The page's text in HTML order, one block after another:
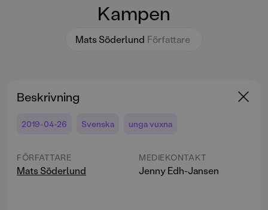
Kampen
Mats Söderlund Författare
Beskrivning
2019-04-26 Svenska unga vuxna
FÖRFATTARE
Mats Söderlund
MEDIEKONTAKT
Jenny Edh-Jansen